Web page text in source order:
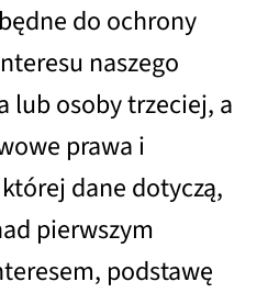
do ochrony
naszego
lub osoby trzeciej, a
prawa i
dane dotyczą,
pierwszym
podstawę